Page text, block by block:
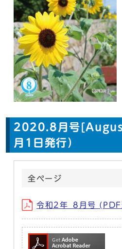
2020.8月号
月1日発行）
全ぺージ
令和2年_8月号